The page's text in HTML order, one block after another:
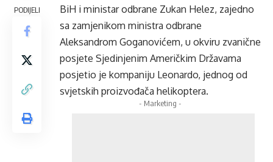
PODIJELI
BiH i ministar odbrane Zukan Helez, zajedno
sa zamjenikom ministra odbrane
Aleksandrom Goganovićem, u okviru zvanične
posjete Sjedinjenim Američkim Državama
posjetio je kompaniju Leonardo, jednog od
svjetskih proizvođača helikoptera.
- Marketing -